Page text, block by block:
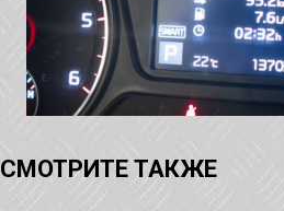
СМОТРИТЕ ТАКЖЕ